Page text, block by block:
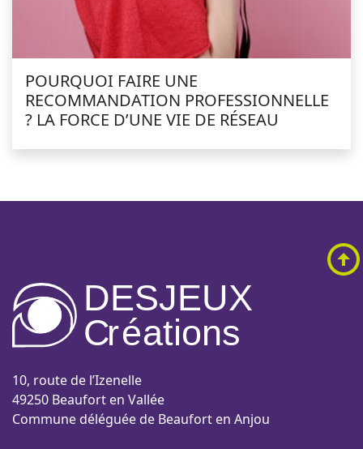
POURQUOI FAIRE UNE
RECOMMANDATION PROFESSIONNELLE
? LA FORCE D’UNE VIE DE RÉSEAU
DESJEUX
Créations
10, route de l’Izenelle
49250 Beaufort en Vallée
Commune déléguée de Beaufort en Anjou